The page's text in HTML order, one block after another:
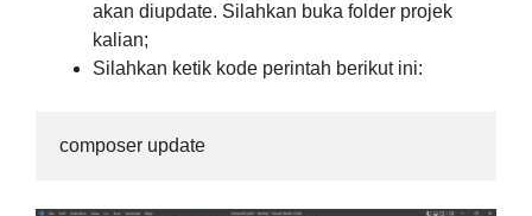
akan diupdate. Silahkan buka folder projek
kalian;
Silahkan ketik kode perintah berikut ini:
composer update